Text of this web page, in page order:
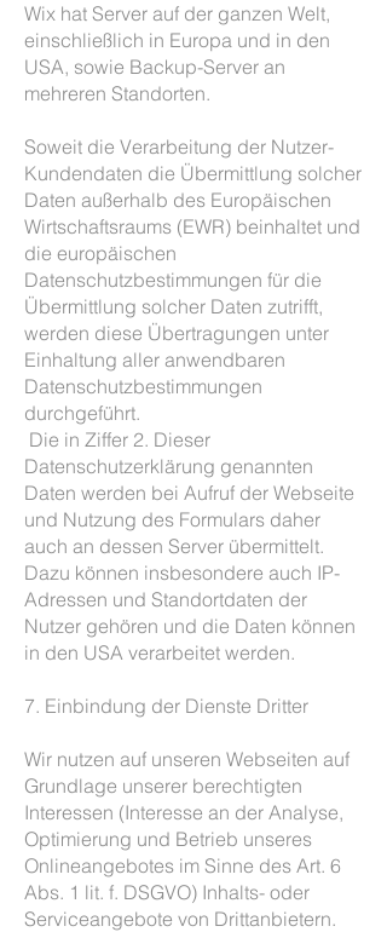
Wix hat Server auf der ganzen Welt,
einschließlich in Europa und in den
USA, sowie Backup-Server an
mehreren Standorten.
Soweit die Verarbeitung der Nutzer-
Kundendaten die Übermittlung solcher
Daten außerhalb des Europäischen
Wirtschaftsraums (EWR) beinhaltet und
die europäischen
Datenschutzbestimmungen für die
Übermittlung solcher Daten zutrifft,
werden diese Übertragungen unter
Einhaltung aller anwendbaren
Datenschutzbestimmungen
durchgeführt.
Die in Ziffer 2. Dieser
Datenschutzerklärung genannten
Daten werden bei Aufruf der Webseite
und Nutzung des Formulars daher
auch an dessen Server übermittelt.
Dazu können insbesondere auch IP-
Adressen und Standortdaten der
Nutzer gehören und die Daten können
in den USA verarbeitet werden.
7. Einbindung der Dienste Dritter
Wir nutzen auf unseren Webseiten auf
Grundlage unserer berechtigten
Interessen (Interesse an der Analyse,
Optimierung und Betrieb unseres
Onlineangebotes im Sinne des Art. 6
Abs. 1 lit. f. DSGVO) Inhalts- oder
Serviceangebote von Drittanbietern.